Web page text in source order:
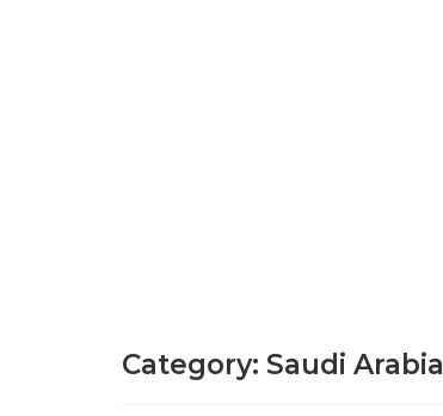
Category: Saudi Arabia